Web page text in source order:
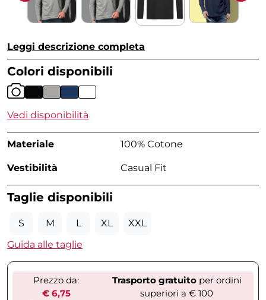
Leggi descrizione completa
Colori disponibili
Vedi disponibilità
Materiale 100% Cotone
Vestibilità Casual Fit
Taglie disponibili
S M L XL
XXL
Guida alle taglie
Prezzo da:
€ 6,75
Trasporto gratuitoper ordini
superiori a € 100